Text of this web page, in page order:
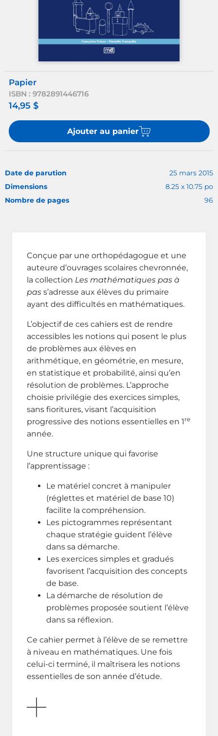
Papier
ISBN : 9782891446716
14,95 $
Ajouter au panier
Date de parution
25 mars 2015
Dimensions
8.25 x 10.75 po
Nombre de pages
96
Conçue par une orthopédagogue et une
auteure d’ouvrages scolaires chevronnée,
la collection Les mathématiques pas à
pas s’adresse aux élèves du primaire
ayant des difficultés en mathématiques.
L’objectif de ces cahiers est de rendre
accessibles les notions qui posent le plus
de problèmes aux élèves en
arithmétique, en géométrie, en mesure,
en statistique et probabilité, ainsi qu’en
résolution de problèmes. L’approche
choisie privilégie des exercices simples,
sans fioritures, visant l’acquisition
progressive des notions essentielles en 1 re
année.
Une structure unique qui favorise
l’apprentissage :
Le matériel concret à manipuler
(réglettes et matériel de base 10)
facilite la compréhension.
Les pictogrammes représentant
chaque stratégie guident l’élève
dans sa démarche.
Les exercices simples et gradués
favorisent l’acquisition des concepts
de base.
La démarche de résolution de
problèmes proposée soutient l’élève
dans sa réflexion.
Ce cahier permet à l’élève de se remettre
à niveau en mathématiques. Une fois
celui-ci terminé, il maîtrisera les notions
essentielles de son année d’étude.